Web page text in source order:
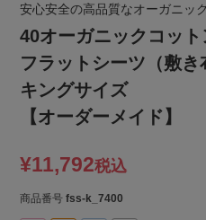
安心安全の高品質なオーガニッ
40オーガニックコッ
フラットシーツ（敷き
キングサイズ
【オーダーメイド】
¥11,792税込
商品番号 fss-k_7400